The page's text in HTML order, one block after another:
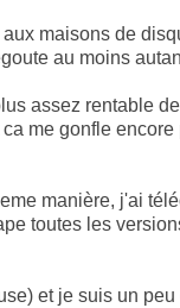
maisons de
au moins
assez rentable
me gonfle
manière, j'ai
toutes les
et je suis un